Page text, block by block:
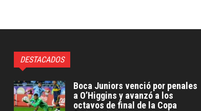
DESTACADOS
Boca Juniors venció por penales
a O’Higgins y avanzó a los
octavos de final de la Copa